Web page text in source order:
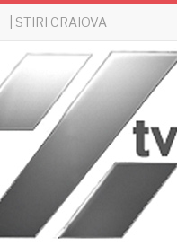
| STIRI CRAIOVA